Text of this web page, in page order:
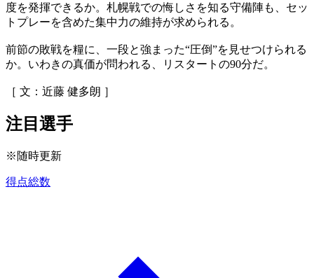
度を発揮できるか。札幌戦での悔しさを知る守備陣も、セッ
トプレーを含めた集中力の維持が求められる。
前節の敗戦を糧に、一段と強まった“圧倒”を見せつけられる
か。いわきの真価が問われる、リスタートの90分だ。
［ 文：近藤 健多朗 ］
注目選手
※随時更新
得点総数